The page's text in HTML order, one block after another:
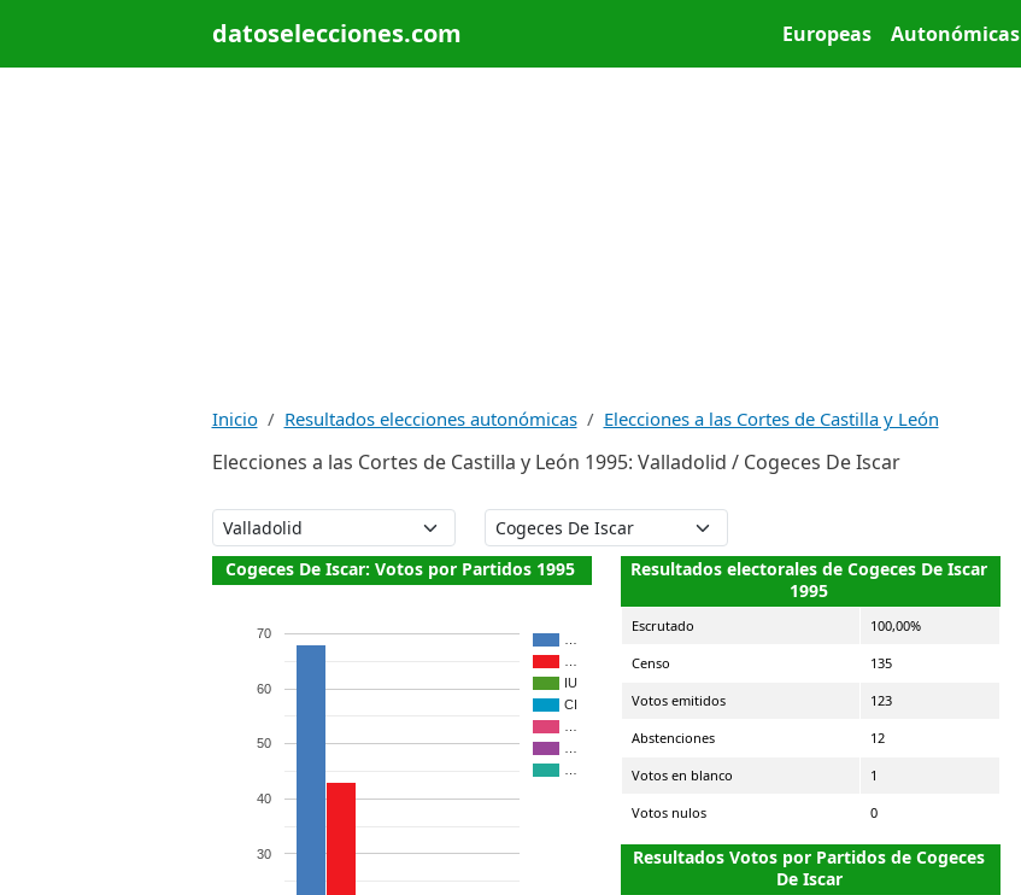
datoselecciones.com Main menu
Europeas Autonómicas
Inicio Resultados elecciones autonómicas Elecciones a las Cortes de Castilla y León
Elecciones a las Cortes de Castilla y León 1995: Valladolid / Cogeces De Iscar
Cogeces De Iscar: Votos por Partidos 1995
IU
CI
30
40
50
60
70
Resultados electorales de Cogeces De Iscar
1995
Escrutado 100,00%
Censo 135
Votos emitidos 123
Abstenciones 12
Votos en blanco 1
Votos nulos 0
Resultados Votos por Partidos de Cogeces
De Iscar